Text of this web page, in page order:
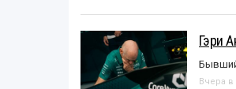
Гэри
Вчера в